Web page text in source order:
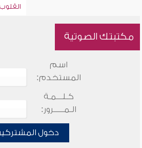
القلوب
مكتبتك الصوتية
اسم
المستخدم:
كـلـــمـة
الـمـــــرور:
دخول